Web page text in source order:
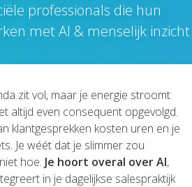
professionals die hun
met AI & menselijk inzicht
zit vol, maar je energie stroomt
altijd even consequent opgevolgd.
klantgesprekken kosten uren en je
Je wéét dat je slimmer zou
hoe. Je hoort overal over AI,
in je dagelijkse salespraktijk